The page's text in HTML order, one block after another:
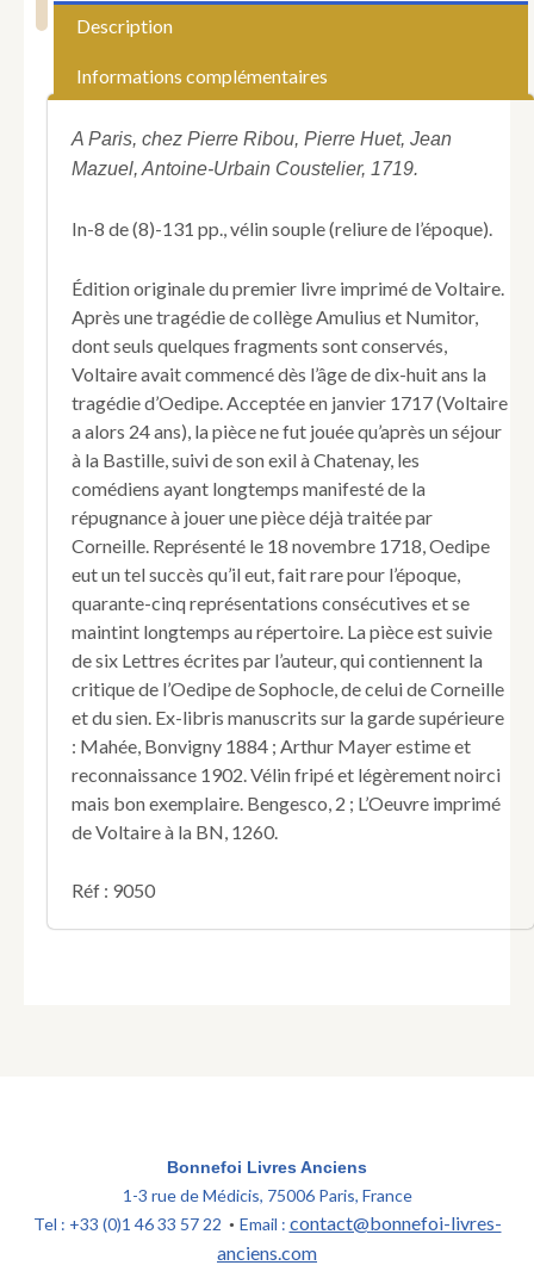
Oedipe,
Par
Monsieur
Description
Informations complémentaires
A Paris, chez Pierre Ribou, Pierre Huet, Jean
Mazuel, Antoine-Urbain Coustelier, 1719.
In-8 de (8)-131 pp., vélin souple (reliure de l’époque).
Édition originale du premier livre imprimé de Voltaire.
Après une tragédie de collège Amulius et Numitor,
dont seuls quelques fragments sont conservés,
Voltaire avait commencé dès l’âge de dix-huit ans la
tragédie d’Oedipe. Acceptée en janvier 1717 (Voltaire
a alors 24 ans), la pièce ne fut jouée qu’après un séjour
à la Bastille, suivi de son exil à Chatenay, les
comédiens ayant longtemps manifesté de la
répugnance à jouer une pièce déjà traitée par
Corneille. Représenté le 18 novembre 1718, Oedipe
eut un tel succès qu’il eut, fait rare pour l’époque,
quarante-cinq représentations consécutives et se
maintint longtemps au répertoire. La pièce est suivie
de six Lettres écrites par l’auteur, qui contiennent la
critique de l’Oedipe de Sophocle, de celui de Corneille
et du sien. Ex-libris manuscrits sur la garde supérieure
: Mahée, Bonvigny 1884 ; Arthur Mayer estime et
reconnaissance 1902. Vélin fripé et légèrement noirci
mais bon exemplaire. Bengesco, 2 ; L’Oeuvre imprimé
de Voltaire à la BN, 1260.
Réf : 9050
Bonnefoi Livres Anciens
1-3 rue de Médicis, 75006 Paris, France
Tel : +33 (0)1 46 33 57 22 • Email : contact@bonnefoi-livres-
anciens.com